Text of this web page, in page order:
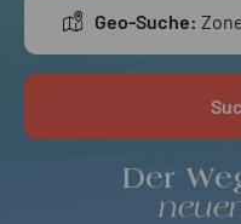
Der
Geo-Suche: